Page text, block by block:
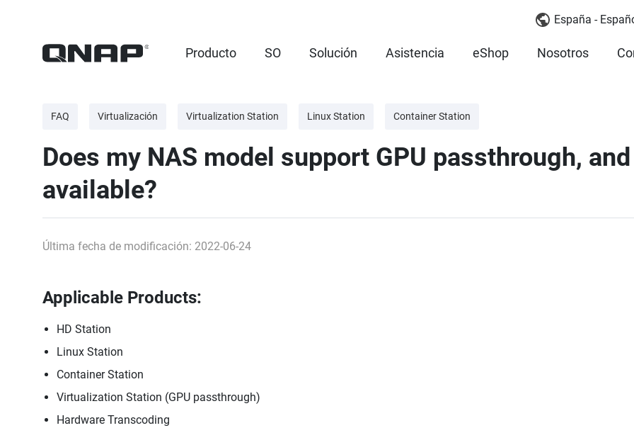
España -
Producto SO Solución Asistencia eShop Nosotros
FAQ Virtualización Virtualization Station Linux Station Container Station
Does my NAS model support GPU passthrough,
available?
Última fecha de modificación: 2022-06-24
Applicable Products:
HD Station
Linux Station
Container Station
Virtualization Station (GPU passthrough)
Hardware Transcoding